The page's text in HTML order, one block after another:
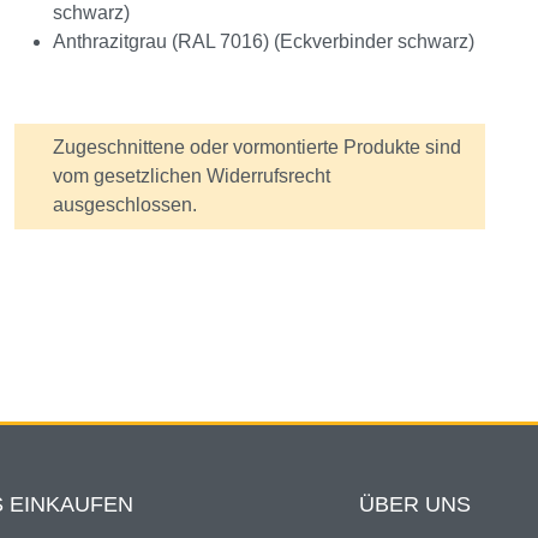
schwarz)
Anthrazitgrau (RAL 7016) (Eckverbinder schwarz)
Zugeschnittene oder vormontierte Produkte sind
vom gesetzlichen Widerrufsrecht
ausgeschlossen.
EINKAUFEN ÜBER UNS